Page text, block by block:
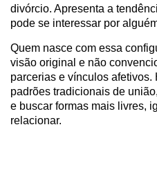
divórcio. Apresenta a
pode se interessar por
Quem nasce com essa
visão original e não
parcerias e vínculos
padrões tradicionais de
e buscar formas mais livres,
relacionar.